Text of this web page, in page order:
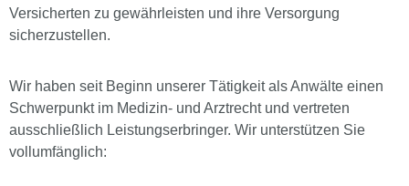
Versicherten zu gewährleisten und ihre Versorgung
sicherzustellen.
Wir haben seit Beginn unserer Tätigkeit als Anwälte einen
Schwerpunkt im Medizin- und Arztrecht und vertreten
ausschließlich Leistungserbringer. Wir unterstützen Sie
vollumfänglich: